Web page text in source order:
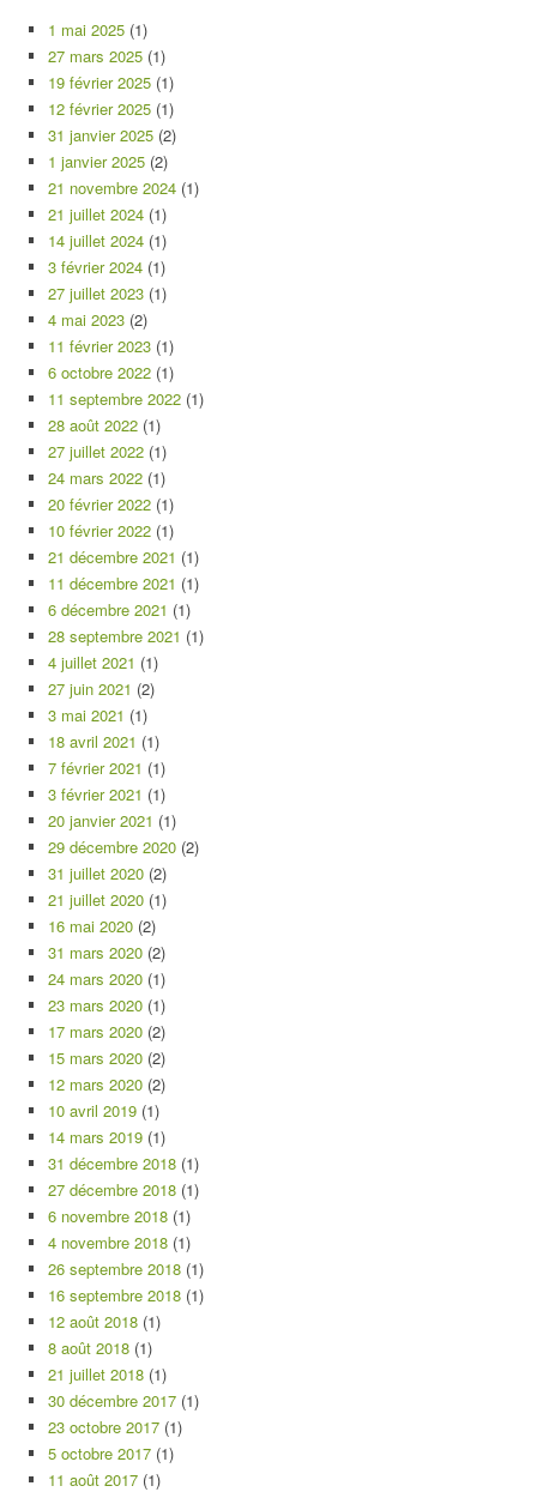
1 mai 2025 (1)
27 mars 2025 (1)
19 février 2025 (1)
12 février 2025 (1)
31 janvier 2025 (2)
1 janvier 2025 (2)
21 novembre 2024 (1)
21 juillet 2024 (1)
14 juillet 2024 (1)
3 février 2024 (1)
27 juillet 2023 (1)
4 mai 2023 (2)
11 février 2023 (1)
6 octobre 2022 (1)
11 septembre 2022 (1)
28 août 2022 (1)
27 juillet 2022 (1)
24 mars 2022 (1)
20 février 2022 (1)
10 février 2022 (1)
21 décembre 2021 (1)
11 décembre 2021 (1)
6 décembre 2021 (1)
28 septembre 2021 (1)
4 juillet 2021 (1)
27 juin 2021 (2)
3 mai 2021 (1)
18 avril 2021 (1)
7 février 2021 (1)
3 février 2021 (1)
20 janvier 2021 (1)
29 décembre 2020 (2)
31 juillet 2020 (2)
21 juillet 2020 (1)
16 mai 2020 (2)
31 mars 2020 (2)
24 mars 2020 (1)
23 mars 2020 (1)
17 mars 2020 (2)
15 mars 2020 (2)
12 mars 2020 (2)
10 avril 2019 (1)
14 mars 2019 (1)
31 décembre 2018 (1)
27 décembre 2018 (1)
6 novembre 2018 (1)
4 novembre 2018 (1)
26 septembre 2018 (1)
16 septembre 2018 (1)
12 août 2018 (1)
8 août 2018 (1)
21 juillet 2018 (1)
30 décembre 2017 (1)
23 octobre 2017 (1)
5 octobre 2017 (1)
11 août 2017 (1)